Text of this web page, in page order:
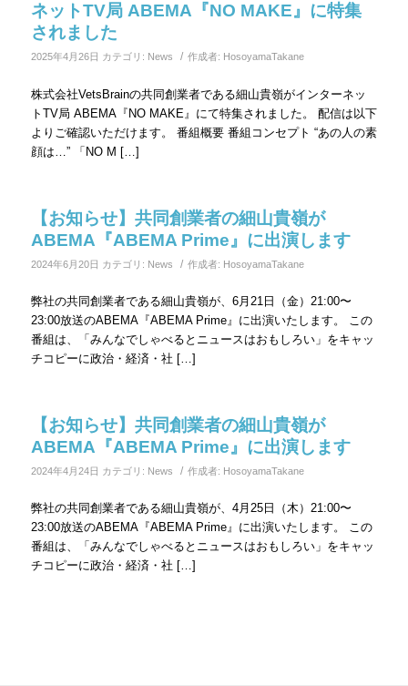
ネットTV局 ABEMA『NO MAKE』に特集
されました
2025年4月26日 カテゴリ: News / 作成者: HosoyamaTakane
株式会社VetsBrainの共同創業者である細山貴嶺がインターネッ
トTV局 ABEMA『NO MAKE』にて特集されました。 配信は以下
よりご確認いただけます。 番組概要 番組コンセプト “あの人の素
顔は…” 「NO M […]
【お知らせ】共同創業者の細山貴嶺が
ABEMA『ABEMA Prime』に出演します
2024年6月20日 カテゴリ: News / 作成者: HosoyamaTakane
弊社の共同創業者である細山貴嶺が、6月21日（金）21:00〜
23:00放送のABEMA『ABEMA Prime』に出演いたします。 この
番組は、「みんなでしゃべるとニュースはおもしろい」をキャッ
チコピーに政治・経済・社 […]
【お知らせ】共同創業者の細山貴嶺が
ABEMA『ABEMA Prime』に出演します
2024年4月24日 カテゴリ: News / 作成者: HosoyamaTakane
弊社の共同創業者である細山貴嶺が、4月25日（木）21:00〜
23:00放送のABEMA『ABEMA Prime』に出演いたします。 この
番組は、「みんなでしゃべるとニュースはおもしろい」をキャッ
チコピーに政治・経済・社 […]